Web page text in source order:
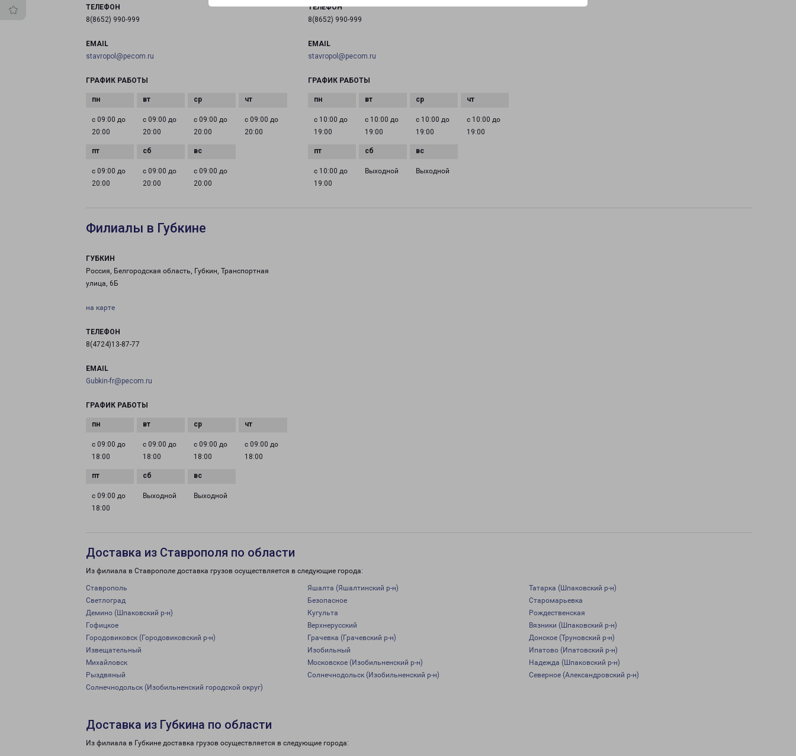
ТЕЛЕФОН
8(8652) 990-999
EMAIL
stavropol@pecom.ru
ГРАФИК РАБОТЫ
с 09:00 до
20:00
с 09:00 до
20:00
с 09:00 до
20:00
с 09:00 до
20:00
с 09:00 до
20:00
с 09:00 до
20:00
с 09:00 до
20:00
ТЕЛЕФОН
8(8652) 990-999
EMAIL
stavropol@pecom.ru
ГРАФИК РАБОТЫ
с 10:00 до
19:00
с 10:00 до
19:00
с 10:00 до
19:00
с 10:00 до
19:00
с 10:00 до
19:00
Выходной Выходной
Филиалы в Губкине
ГУБКИН
Россия, Белгородская область, Губкин, Транспортная
улица, 6Б
на карте
ТЕЛЕФОН
8(4724)13-87-77
EMAIL
Gubkin-fr@pecom.ru
ГРАФИК РАБОТЫ
с 09:00 до
18:00
с 09:00 до
18:00
с 09:00 до
18:00
с 09:00 до
18:00
с 09:00 до
18:00
Выходной Выходной
Доставка из Ставрополя по области
Из филиала в Ставрополе доставка грузов осуществляется в следующие города:
Ставрополь Яшалта (Яшалтинский р-н)
Татарка (Шпаковский р-н)
Светлоград
Безопасное
Старомарьевка
Демино (Шпаковский р-н)
Кугульта
Рождественская
Гофицкое
Верхнерусский
Вязники (Шпаковский р-н)
Городовиковск (Городовиковский р-н)
Грачевка (Грачевский р-н)
Донское (Труновский р-н)
Извещательный
Изобильный
Ипатово (Ипатовский р-н)
Михайловск
Московское (Изобильненский р-н)
Надежда (Шпаковский р-н)
Рыздвяный
Солнечнодольск (Изобильненский р-н)
Северное (Александровский р-н)
Солнечнодольск (Изобильненский городской округ)
Доставка из Губкина по области
Из филиала в Губкине доставка грузов осуществляется в следующие города: